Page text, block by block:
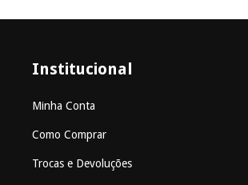
Institucional
Minha Conta
Como Comprar
Trocas e Devoluções